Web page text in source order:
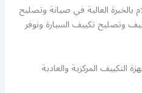
بالخبرة العالية في صيانة وتصليح
وتصليح تكييف السيارة ونوفر
التكييف المركزية والعادية